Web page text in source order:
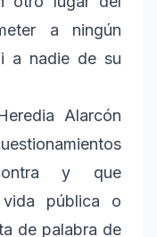
a ningún
a nadie de su
Alarcón
y que
vida pública o
de palabra de